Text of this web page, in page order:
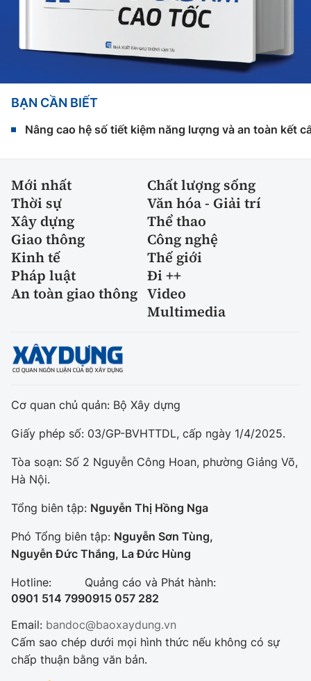
BẠN CẦN BIẾT
Nâng cao hệ số tiết kiệm năng lượng và an toàn kết
Mới nhất
Chất lượng sống
Thời sự
Văn hóa - Giải trí
Xây dựng
Thể thao
Giao thông
Công nghệ
Kinh tế
Thế giới
Pháp luật
Đi ++
An toàn giao thông Video
Multimedia
Cơ quan chủ quản: Bộ Xây dựng
Giấy phép số: 03/GP-BVHTTDL, cấp ngày 1/4/2025.
Tòa soạn: Số 2 Nguyễn Công Hoan, phường Giảng Võ,
Hà Nội.
Tổng biên tập: Nguyễn Thị Hồng Nga
Phó Tổng biên tập: Nguyễn Sơn Tùng,
Nguyễn Đức Thắng, La Đức Hùng
Hotline:
0901 514 799
Quảng cáo và Phát hành:
0915 057 282
Email: bandoc@baoxaydung.vn
Cấm sao chép dưới mọi hình thức nếu không có sự
chấp thuận bằng văn bản.